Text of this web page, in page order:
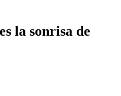
la sonrisa de